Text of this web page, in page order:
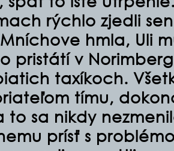
rýchlo zjedli
hmla, Uli
pristátí v
taxíkoch.
tímu,
to sa nikdy
prísť s